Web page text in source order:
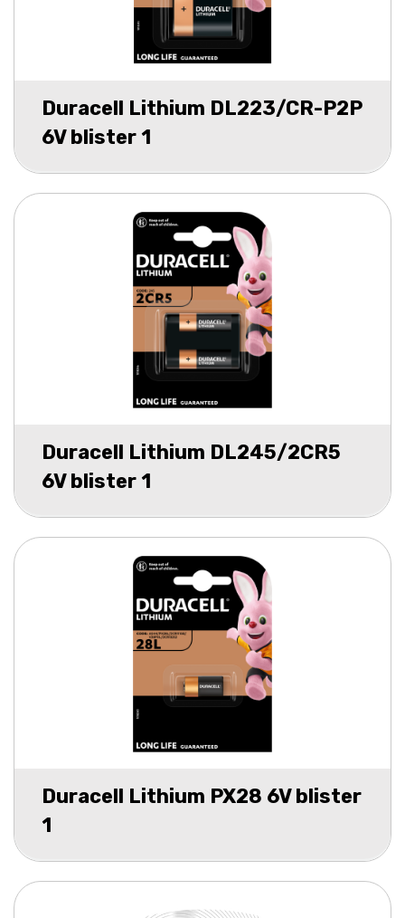
Duracell Lithium DL223/CR-P2P
6V blister 1
Duracell Lithium DL245/2CR5
6V blister 1
Duracell Lithium PX28 6V blister
1